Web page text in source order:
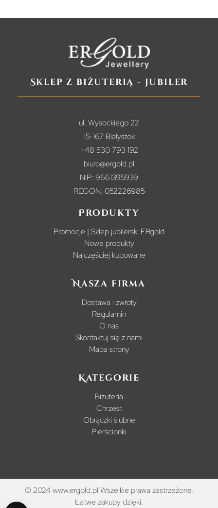
Sklep z biżuterią - jubiler
ul. Wysockiego 22
15-167 Białystok
+48 530 793 192
biuro@ergold.pl
NIP: 9661395939
REGON: 052226985
Produkty
Promocje | Sklep jubilerski ERgold
Nowe produkty
Najczęściej kupowane
Nasza firma
Dostawa i zwroty
Regulamin
O nas
Skontaktuj się z nami
Mapa strony
Kategorie
Biżuteria
Chrzest
Obrączki ślubne
Pierścionki
© 2024 www.ergold.pl Wszelkie prawa zastrzeżone.
Łatwe zakupy dzięki: